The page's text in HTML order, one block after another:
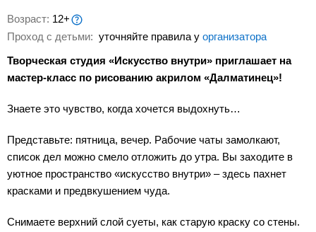
Возраст: 12+
Проход с детьми: уточняйте правила у организатора
Творческая студия «Искусство внутри» приглашает на
мастер-класс по рисованию акрилом «Далматинец»!
Знаете это чувство, когда хочется выдохнуть…
Представьте: пятница, вечер. Рабочие чаты замолкают,
список дел можно смело отложить до утра. Вы заходите в
уютное пространство «искусство внутри» – здесь пахнет
красками и предвкушением чуда.
Снимаете верхний слой суеты, как старую краску со стены.